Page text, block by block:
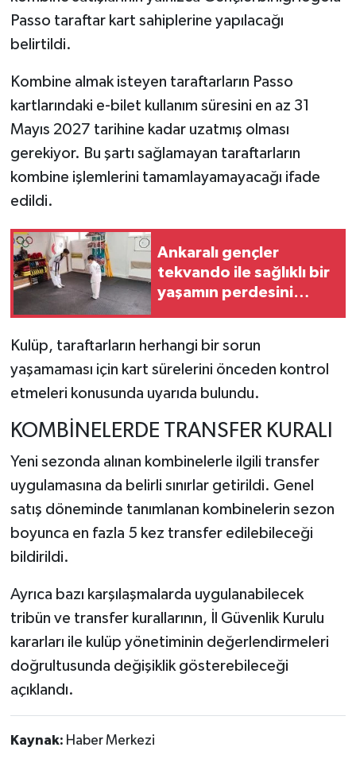
Passo taraftar kart sahiplerine yapılacağı
belirtildi.
Kombine almak isteyen taraftarların Passo
kartlarındaki e-bilet kullanım süresini en az 31
Mayıs 2027 tarihine kadar uzatmış olması
gerekiyor. Bu şartı sağlamayan taraftarların
kombine işlemlerini tamamlayamayacağı ifade
edildi.
Ankaralı gençler
tekvando ile sağlıklı bir
yaşamın perdesini
Kulüp, taraftarların herhangi bir sorun
yaşamaması için kart sürelerini önceden kontrol
etmeleri konusunda uyarıda bulundu.
KOMBİNELERDE TRANSFER KURALI
Yeni sezonda alınan kombinelerle ilgili transfer
uygulamasına da belirli sınırlar getirildi. Genel
satış döneminde tanımlanan kombinelerin sezon
boyunca en fazla 5 kez transfer edilebileceği
bildirildi.
Ayrıca bazı karşılaşmalarda uygulanabilecek
tribün ve transfer kurallarının, İl Güvenlik Kurulu
kararları ile kulüp yönetiminin değerlendirmeleri
doğrultusunda değişiklik gösterebileceği
açıklandı.
Kaynak: Haber Merkezi